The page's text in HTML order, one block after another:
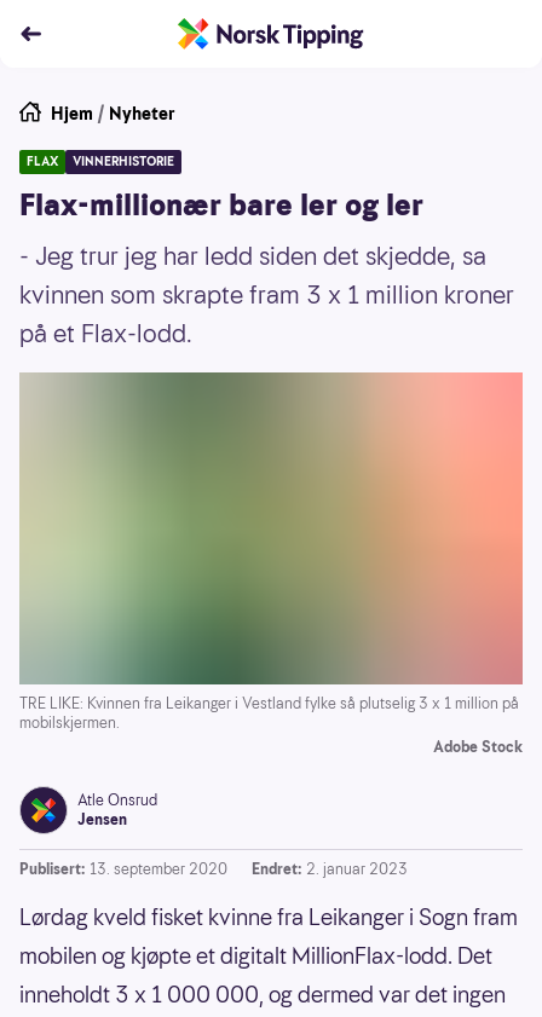
Hjem / Nyheter
FLAX VINNERHISTORIE
Flax-millionær bare ler og ler
- Jeg trur jeg har ledd siden det skjedde, sa
kvinnen som skrapte fram 3 x 1 million kroner
på et Flax-lodd.
TRE LIKE: Kvinnen fra Leikanger i Vestland fylke så plutselig 3 x 1 million på
mobilskjermen.
Adobe Stock
Atle Onsrud
Jensen
Publisert: 13. september 2020 Endret: 2. januar 2023
Lørdag kveld fisket kvinne fra Leikanger i Sogn fram
mobilen og kjøpte et digitalt MillionFlax-lodd. Det
inneholdt 3 x 1 000 000, og dermed var det ingen